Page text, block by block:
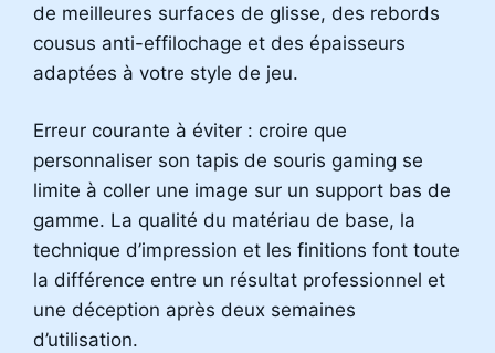
de meilleures surfaces de glisse, des rebords
cousus anti-effilochage et des épaisseurs
adaptées à votre style de jeu.
Erreur courante à éviter : croire que
personnaliser son tapis de souris gaming se
limite à coller une image sur un support bas de
gamme. La qualité du matériau de base, la
technique d’impression et les finitions font toute
la différence entre un résultat professionnel et
une déception après deux semaines
d’utilisation.